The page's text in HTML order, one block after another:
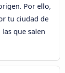
Por ello,
tu ciudad de
que salen